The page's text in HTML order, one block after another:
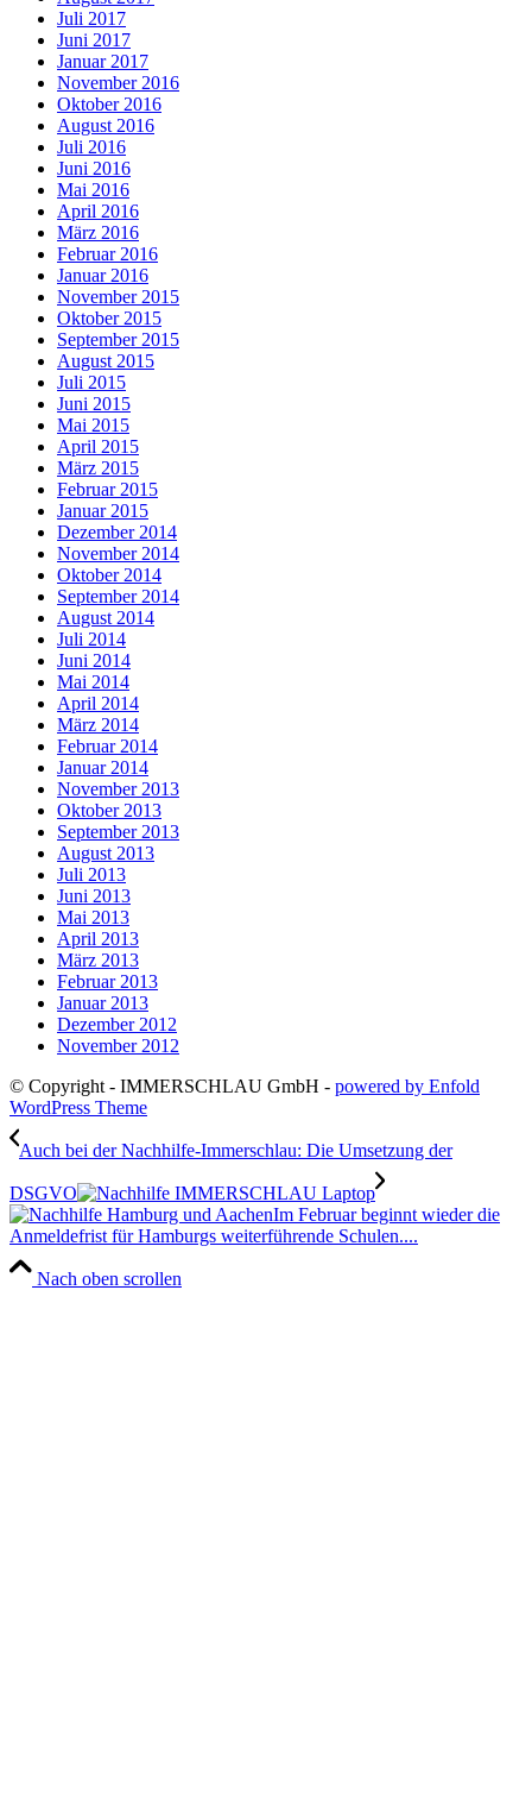
Juli 2017
Juni 2017
Januar 2017
November 2016
Oktober 2016
August 2016
Juli 2016
Juni 2016
Mai 2016
April 2016
März 2016
Februar 2016
Januar 2016
November 2015
Oktober 2015
September 2015
August 2015
Juli 2015
Juni 2015
Mai 2015
April 2015
März 2015
Februar 2015
Januar 2015
Dezember 2014
November 2014
Oktober 2014
September 2014
August 2014
Juli 2014
Juni 2014
Mai 2014
April 2014
März 2014
Februar 2014
Januar 2014
November 2013
Oktober 2013
September 2013
August 2013
Juli 2013
Juni 2013
Mai 2013
April 2013
März 2013
Februar 2013
Januar 2013
Dezember 2012
November 2012
© Copyright - IMMERSCHLAU GmbH - powered by Enfold
WordPress Theme
Auch bei der Nachhilfe-Immerschlau: Die Umsetzung der
DSGVO
Im Februar beginnt wieder die
Anmeldefrist für Hamburgs weiterführende Schulen....
Nach oben scrollen